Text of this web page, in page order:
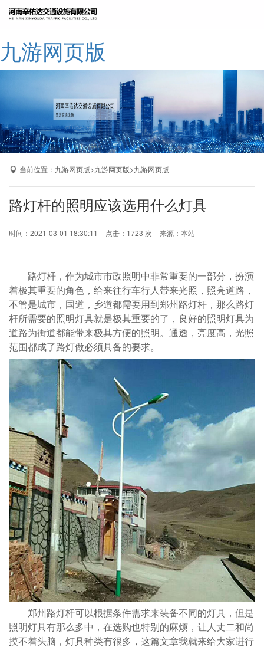
九游网页版网站九游网页版
公司简介
九游网页版
产品展示
成功案例
当前位置： 九游网页版>九游网页版>九游网页版
路灯杆的照明应该选用什么灯具
时间：2021-03-01 18:30:11 点击：1723 次 来源：本站
路灯杆，作为城市市政照明中非常重要的一部分，扮演
着极其重要的角色，给来往行车行人带来光照，照亮道路，
不管是城市，国道，乡道都需要用到郑州路灯杆，那么路灯
杆所需要的照明灯具就是极其重要的了，良好的照明灯具为
道路为街道都能带来极其方便的照明。通透，亮度高，光照
范围都成了路灯做必须具备的要求。
郑州路灯杆可以根据条件需求来装备不同的灯具，但是
照明灯具有那么多中，在选购也特别的麻烦，让人丈二和尚
摸不着头脑，灯具种类有很多，这篇文章我就来给大家进行